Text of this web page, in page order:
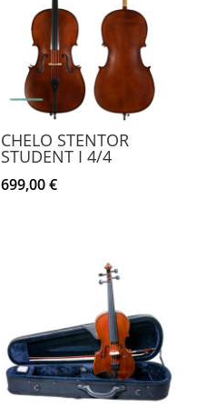
CHELO STENTOR
STUDENT I 4/4
699,00€